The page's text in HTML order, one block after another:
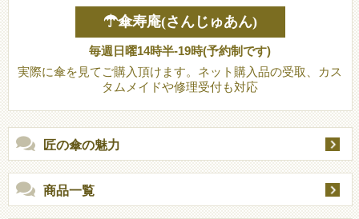
☂傘寿庵(さんじゅあん)
毎週日曜14時半-19時(予約制です)
実際に傘を見てご購入頂けます。ネット購入品の受取、カス
タムメイドや修理受付も対応
匠の傘の魅力
商品一覧